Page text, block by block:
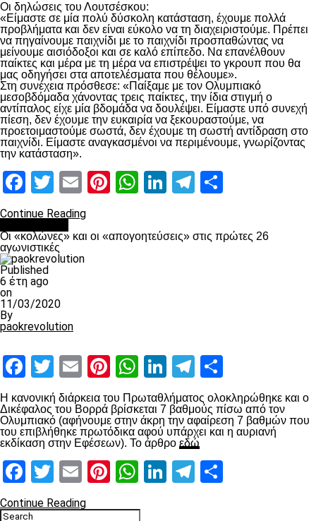
Οι δηλώσεις του Λουτσέσκου:
«Είμαστε σε μία πολύ δύσκολη κατάσταση, έχουμε πολλά
προβλήματα και δεν είναι εύκολο να τη διαχειριστούμε. Πρέπει
να πηγαίνουμε παιχνίδι με το παιχνίδι προσπαθώντας να
μείνουμε αισιόδοξοι και σε καλό επίπεδο. Να επανέλθουν
παίκτες και μέρα με τη μέρα να επιστρέψει το γκρουπ που θα
μας οδηγήσει στα αποτελέσματα που θέλουμε».
Στη συνέχεια πρόσθεσε: «Παίξαμε με τον Ολυμπιακό
μεσοβδόμαδα χάνοντας τρεις παίκτες, την ίδια στιγμή ο
αντίπαλος είχε μία βδομάδα να δουλέψει. Είμαστε υπό συνεχή
πίεση, δεν έχουμε την ευκαιρία να ξεκουραστούμε, να
προετοιμαστούμε σωστά, δεν έχουμε τη σωστή αντίδραση στο
παιχνίδι. Είμαστε αναγκασμένοι να περιμένουμε, γνωρίζοντας
την κατάσταση».
Facebook
Twitter
EmailPinterest
WhatsApp
LinkedIn
Telegram
Continue Reading
Οι «κολώνες» και οι «απογοητεύσεις» στις πρώτες 26
αγωνιστικές
Published
6 έτη ago
on
11/03/2020
By
paokrevolution
Facebook
Twitter
EmailPinterest
WhatsApp
LinkedIn
Telegram
Η κανονική διάρκεια του Πρωταθλήματος ολοκληρώθηκε και ο
Δικέφαλος του Βορρά βρίσκεται 7 βαθμούς πίσω από τον
Ολυμπιακό (αφήνουμε στην άκρη την αφαίρεση 7 βαθμών που
του επιβλήθηκε πρωτόδικα αφού υπάρχει και η αυριανή
εκδίκαση στην Εφέσεων). Το άρθρο εδώ
Facebook
Twitter
EmailPinterest
WhatsApp
LinkedIn
Telegram
Continue Reading